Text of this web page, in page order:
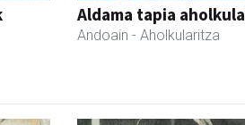
Aldama tapia
Andoain - Aholkularitza